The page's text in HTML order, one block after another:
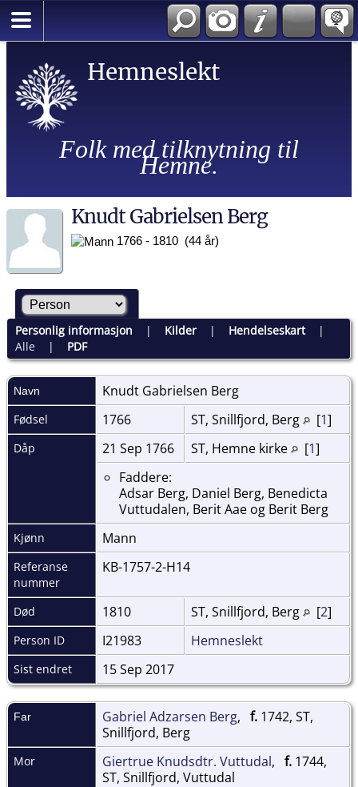
Hemneslekt
Folk med tilknytning til
Hemne.
Knudt Gabrielsen Berg
1766 - 1810 (44 år)
Personlig informasjon | Kilder| Hendelseskart|
Alle| PDF
Navn Knudt Gabrielsen Berg
Fødsel 1766 ST, Snillfjord, Berg [1]
Dåp 21 Sep 1766 ST, Hemne kirke [1]
Faddere:
Adsar Berg, Daniel Berg, Benedicta
Vuttudalen, Berit Aae og Berit Berg
Kjønn Mann
Referanse
nummer
KB-1757-2-H14
Død 1810 ST, Snillfjord, Berg [2]
Person ID I21983 Hemneslekt
Sist endret 15 Sep 2017
Far Gabriel Adzarsen Berg, f. 1742, ST,
Snillfjord, Berg
Mor Giertrue Knudsdtr. Vuttudal, f. 1744,
ST, Snillfjord, Vuttudal